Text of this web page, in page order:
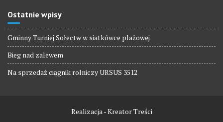
Ostatnie wpisy
Gminny Turniej Sołectw w siatkówce plażowej
Bieg nad zalewem
Na sprzedaż ciągnik rolniczy URSUS 3512
Realizacja - Kreator Treści